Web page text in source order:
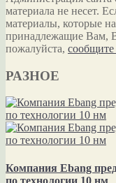
материала не несет.
материалы, которые
принадлежащие Вам,
пожалуйста,
РАЗНОЕ
Компания Ebang
по технологии 10 нм